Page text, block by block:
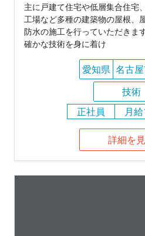
主に戸建て住宅や低層集合住宅
工場など多種の建築物の屋根、
防水の施工を行っていただきま
確かな技術を身に着け
愛知県 名古
技術
正社員
月
詳細を